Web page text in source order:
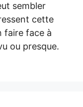
sembler
cette
faire face à
ou presque.